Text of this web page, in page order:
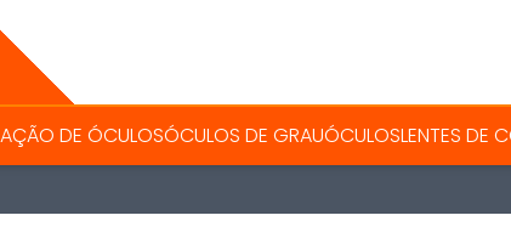
DE ÓCULOSÓCULOS DE GRAUÓCULOSLENTES DE